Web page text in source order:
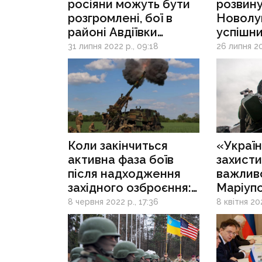
росіяни можуть бути
розгромлені, бої в
районі Авдіївки
посиляться: огляд
думок експертів
31 липня 2022 р., 09:18 26 липня
Коли закінчиться
активна фаза боїв
після надходження
західного озброєння:
думка експерта
8 червня 2022 р., 17:36
про
8 квітня